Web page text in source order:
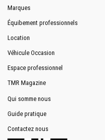
Marques
Équibement professionnels
Location
Véhicule Occasion
Espace professionnel
TMR Magazine
Qui somme nous
Guide pratique
Contactez nous